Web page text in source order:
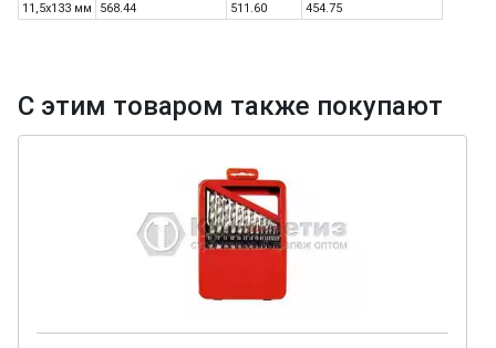
11,5х133 мм
568.44 511.60 454.75
С этим товаром также покупают